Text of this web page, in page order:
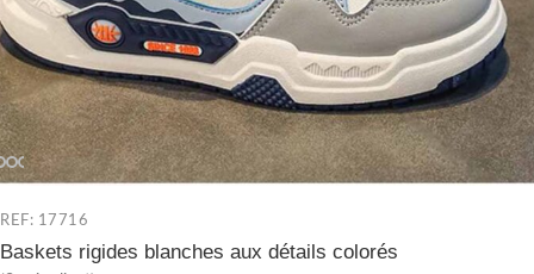
REF: 17716
Baskets rigides blanches aux détails colorés